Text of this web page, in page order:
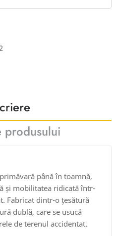
produsului
până în toamnă,
și mobilitatea ridicată într-
Fabricat dintr-o țesătură
dublă, care se usucă
de terenul accidentat.